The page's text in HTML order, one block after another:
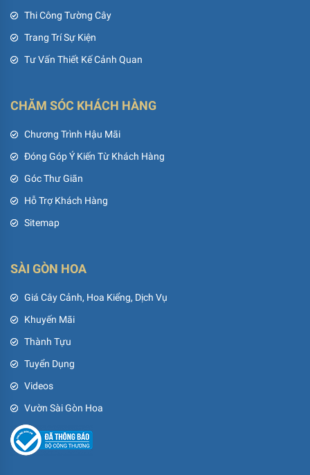
Thi Công Tường Cây
Trang Trí Sự Kiện
Tư Vấn Thiết Kế Cảnh Quan
CHĂM SÓC KHÁCH HÀNG
Chương Trình Hậu Mãi
Đóng Góp Ý Kiến Từ Khách Hàng
Góc Thư Giãn
Hỗ Trợ Khách Hàng
Sitemap
SÀI GÒN HOA
Giá Cây Cảnh, Hoa Kiểng, Dịch Vụ
Khuyến Mãi
Thành Tựu
Tuyển Dụng
Videos
Vườn Sài Gòn Hoa